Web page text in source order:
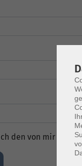
den von mir